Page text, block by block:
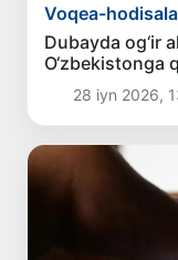
Voqea-
Dubayda og‘ir
O‘zbekistonga
28 iyn 2026,